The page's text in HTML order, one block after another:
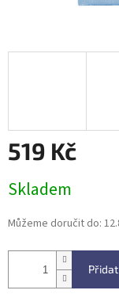
519 Kč
cena:
Skladem
Můžeme doručit do: